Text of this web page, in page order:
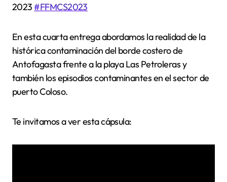
2023#FFMCS2023
En esta cuarta entrega abordamos la realidad de la
histórica contaminación del borde costero de
Antofagasta frente a la playa Las Petroleras y
también los episodios contaminantes en el sector de
puerto Coloso.
Te invitamos a ver esta cápsula: